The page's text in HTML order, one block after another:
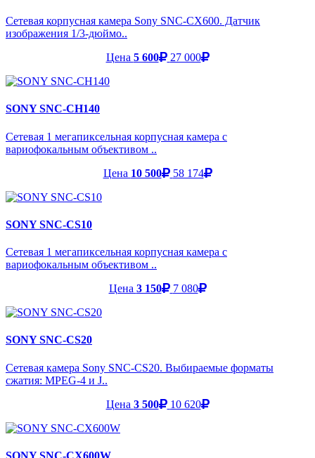
Сетевая корпусная камера Sony SNC-CX600. Датчик
изображения 1/3-дюймо..
Цена 5 600 27 000
SONY SNC-CH140
Сетевая 1 мегапиксельная корпусная камера с
вариофокальным объективом ..
Цена 10 500 58 174
SONY SNC-CS10
Сетевая 1 мегапиксельная корпусная камера с
вариофокальным объективом ..
Цена 3 150 7 080
SONY SNC-CS20
Сетевая камера Sony SNC-CS20. Выбираемые форматы
сжатия: MPEG-4 и J..
Цена 3 500 10 620
SONY SNC-CX600W